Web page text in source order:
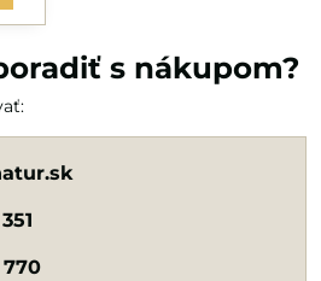
3
s nákupom?
770